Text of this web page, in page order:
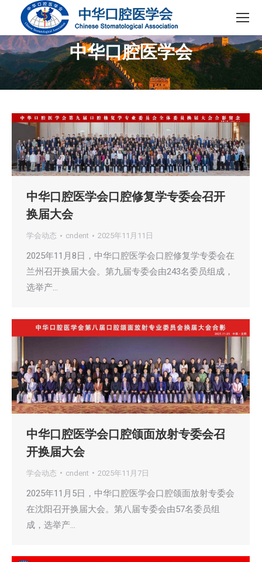
中华口腔医学会
您在这里：
中华口腔医学会口腔修复学专委会召开
换届大会
学会动态 cndent 2025年11月11日
2025年11月8日，中华口腔医学会口腔修复学专委会在
兰州召开换届大会。第九届专委会由243名委员组成，
选举产…
中华口腔医学会口腔颌面放射专委会召
开换届大会
学会动态 cndent 2025年11月7日
2025年11月5日，中华口腔医学会口腔颌面放射专委会
在沈阳召开换届大会。第八届专委会由57名委员组
成，选举产…